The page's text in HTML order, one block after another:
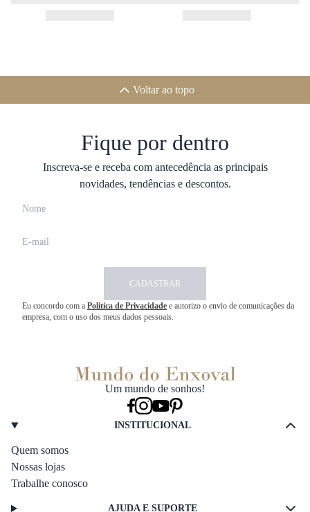
Voltar ao topo
Fique por dentro
Inscreva-se e receba com antecedência as principais
novidades, tendências e descontos.
CADASTRAR
Eu concordo com a Política de Privacidade e autorizo o envio de comunicações da
empresa, com o uso dos meus dados pessoais.
Um mundo de sonhos!
INSTITUCIONAL
Quem somos
Nossas lojas
Trabalhe conosco
AJUDA E SUPORTE